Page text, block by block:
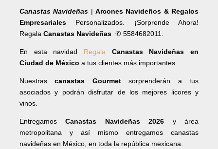
Canastas Navideñas |Arcones Navideños & Regalos
Empresariales Personalizados. ¡Sorprende Ahora!
Regala Canastas Navideñas ✆ 5584682011.
En esta navidad Regala Canastas Navideñas en
Ciudad de México a tus clientes más importantes.
Nuestrascanastas Gourmetsorprenderán a tus
asociados y podrán disfrutar de los mejores licores y
vinos.
EntregamosCanastas Navideñas 2026 y área
metropolitana y así mismo entregamos canastas
navideñas en México, en toda la república mexicana.